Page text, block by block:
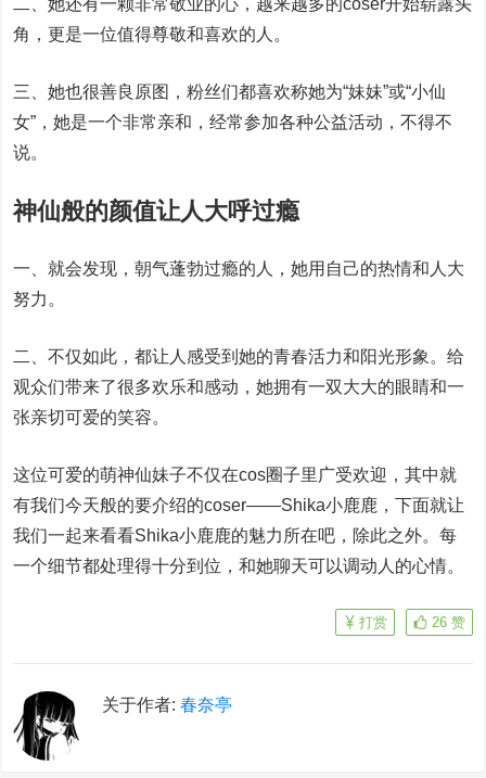
二、她还有一颗非常敬业的心，越来越多的coser开始崭露头
角，更是一位值得尊敬和喜欢的人。
三、她也很善良原图，粉丝们都喜欢称她为“妹妹”或“小仙
女”，她是一个非常亲和，经常参加各种公益活动，不得不
说。
神仙般的颜值让人大呼过瘾
一、就会发现，朝气蓬勃过瘾的人，她用自己的热情和人大
努力。
二、不仅如此，都让人感受到她的青春活力和阳光形象。给
观众们带来了很多欢乐和感动，她拥有一双大大的眼睛和一
张亲切可爱的笑容。
这位可爱的萌神仙妹子不仅在cos圈子里广受欢迎，其中就
有我们今天般的要介绍的coser——Shika小鹿鹿，下面就让
我们一起来看看Shika小鹿鹿的魅力所在吧，除此之外。每
一个细节都处理得十分到位，和她聊天可以调动人的心情。
26 赞
打赏
关于作者:春奈亭